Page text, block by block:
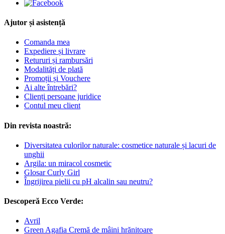
Ajutor și asistență
Comanda mea
Expediere și livrare
Retururi și rambursări
Modalități de plată
Promoții și Vouchere
Ai alte întrebări?
Clienți persoane juridice
Contul meu client
Din revista noastră:
Diversitatea culorilor naturale: cosmetice naturale și lacuri de
unghii
Argila: un miracol cosmetic
Glosar Curly Girl
Îngrijirea pielii cu pH alcalin sau neutru?
Descoperă Ecco Verde:
Avril
Green Agafia Cremă de mâini hrănitoare